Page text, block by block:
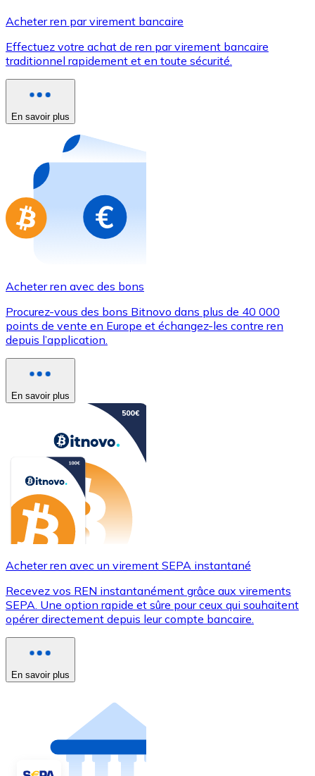
Utilisez les cartes Visa et Mastercard pour acheter
Acheter avec carte
Nouveau
Achetez des cartes-cadeaux de vos marques
Aller à la boutique de cartes-cadeaux
Acheter ren par virement bancaire
Effectuez votre achat de ren par virement bancaire
traditionnel rapidement et en toute sécurité.
En savoir plus
Acheter ren avec des bons
Procurez-vous des bons Bitnovo dans plus de 40 000
points de vente en Europe et échangez-les contre ren
depuis l’application.
En savoir plus
Acheter ren avec un virement SEPA instantané
Recevez vos REN instantanément grâce aux virements
SEPA. Une option rapide et sûre pour ceux qui souhaitent
opérer directement depuis leur compte bancaire.
En savoir plus